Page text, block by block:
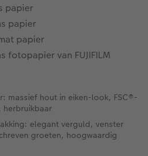
papier
papier
papier
fotopapier van FUJIFILM
massief hout in eiken-look, FSC®-
herbruikbaar
elegant verguld, venster
groeten, hoogwaardig